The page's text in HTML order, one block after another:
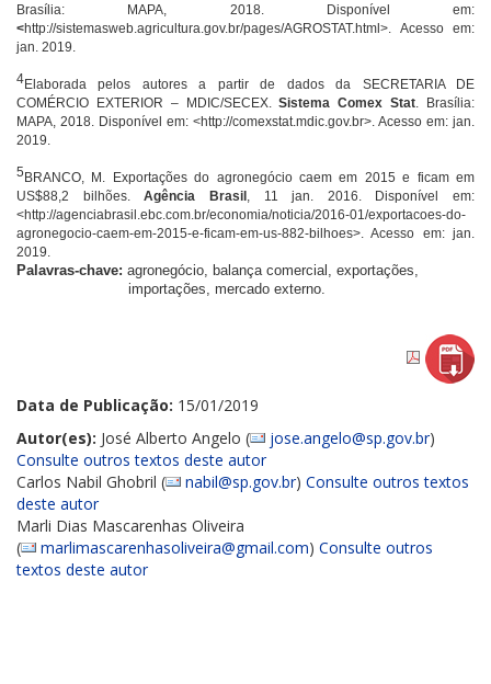
Brasília: MAPA, 2018. Disponível em:
<http://sistemasweb.agricultura.gov.br/pages/AGROSTAT.html>. Acesso em:
jan. 2019.
4Elaborada pelos autores a partir de dados da SECRETARIA DE
COMÉRCIO EXTERIOR – MDIC/SECEX.Sistema Comex Stat . Brasília:
MAPA, 2018. Disponível em: <http://comexstat.mdic.gov.br>. Acesso em: jan.
2019.
5BRANCO, M. Exportações do agronegócio caem em 2015 e ficam em
US$88,2 bilhões.Agência Brasil, 11 jan. 2016. Disponível em:
<http://agenciabrasil.ebc.com.br/economia/noticia/2016-01/exportacoes-do-
agronegocio-caem-em-2015-e-ficam-em-us-882-bilhoes>. Acesso em: jan.
2019.
Palavras-chave: agronegócio, balança comercial, exportações,
importações, mercado externo.
Data de Publicação: 15/01/2019
Autor(es): José Alberto Angelo ( jose.angelo@sp.gov.br)
Consulte outros textos deste autor
Carlos Nabil Ghobril (
nabil@sp.gov.br) Consulte outros textos
deste autor
Marli Dias Mascarenhas Oliveira
(
marlimascarenhasoliveira@gmail.com) Consulte outros
textos deste autor